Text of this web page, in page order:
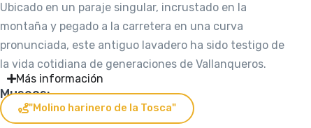
Ubicado en un paraje singular, incrustado en la
montaña y pegado a la carretera en una curva
pronunciada, este antiguo lavadero ha sido testigo de
la vida cotidiana de generaciones de Vallanqueros.
Más información
Museos:
"Molino harinero de la Tosca"